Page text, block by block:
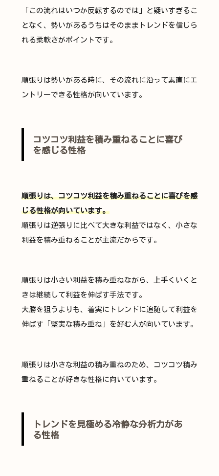
「この流れはいつか反転するのでは」と疑いすぎるこ
となく、勢いがあるうちはそのままトレンドを信じら
れる柔軟さがポイントです。
順張りは勢いがある時に、その流れに沿って素直にエ
ントリーできる性格が向いています。
コツコツ利益を積み重ねることに喜び
を感じる性格
順張りは、コツコツ利益を積み重ねることに喜びを感
じる性格が向いています。
順張りは逆張りに比べて大きな利益ではなく、小さな
利益を積み重ねることが主流だからです。
順張りは小さい利益を積み重ねながら、上手くいくと
きは継続して利益を伸ばす手法です。
大勝を狙うよりも、着実にトレンドに追随して利益を
伸ばす「堅実な積み重ね」を好む人が向いています。
順張りは小さな利益の積み重ねのため、コツコツ積み
重ねることが好きな性格に向いています。
トレンドを見極める冷静な分析力があ
る性格